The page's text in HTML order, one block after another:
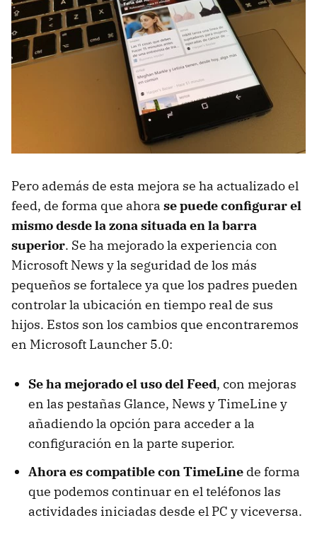
Pero además de esta mejora se ha actualizado el
feed, de forma que ahora se puede configurar el
mismo desde la zona situada en la barra
superior. Se ha mejorado la experiencia con
Microsoft News y la seguridad de los más
pequeños se fortalece ya que los padres pueden
controlar la ubicación en tiempo real de sus
hijos. Estos son los cambios que encontraremos
en Microsoft Launcher 5.0:
Se ha mejorado el uso del Feed, con mejoras
en las pestañas Glance, News y TimeLine y
añadiendo la opción para acceder a la
configuración en la parte superior.
Ahora es compatible con TimeLine de forma
que podemos continuar en el teléfonos las
actividades iniciadas desde el PC y viceversa.